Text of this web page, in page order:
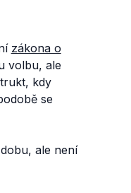
zákona o
volbu, ale
kdy
se
ale není